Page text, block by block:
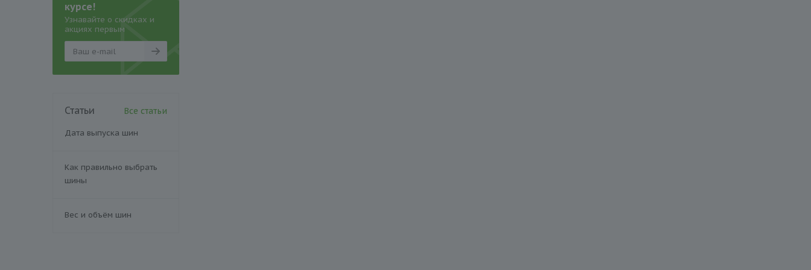
курсе!
Узнавайте о скидках и
акциях первым
Статьи Все статьи
Дата выпуска шин
Как правильно выбрать
шины
Вес и объём шин